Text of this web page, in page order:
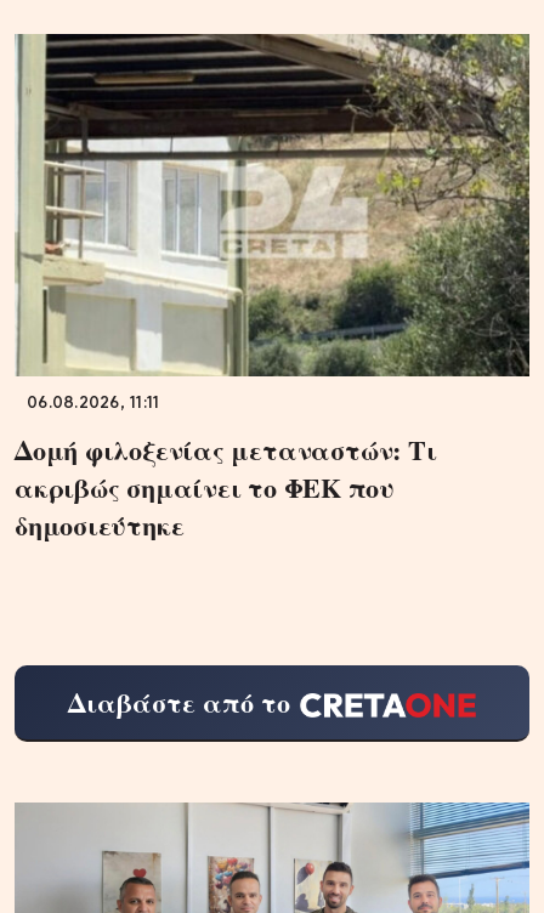
06.08.2026, 11:11
Δομή φιλοξενίας μεταναστών: Τι
ακριβώς σημαίνει το ΦΕΚ που
δημοσιεύτηκε
Διαβάστε από το